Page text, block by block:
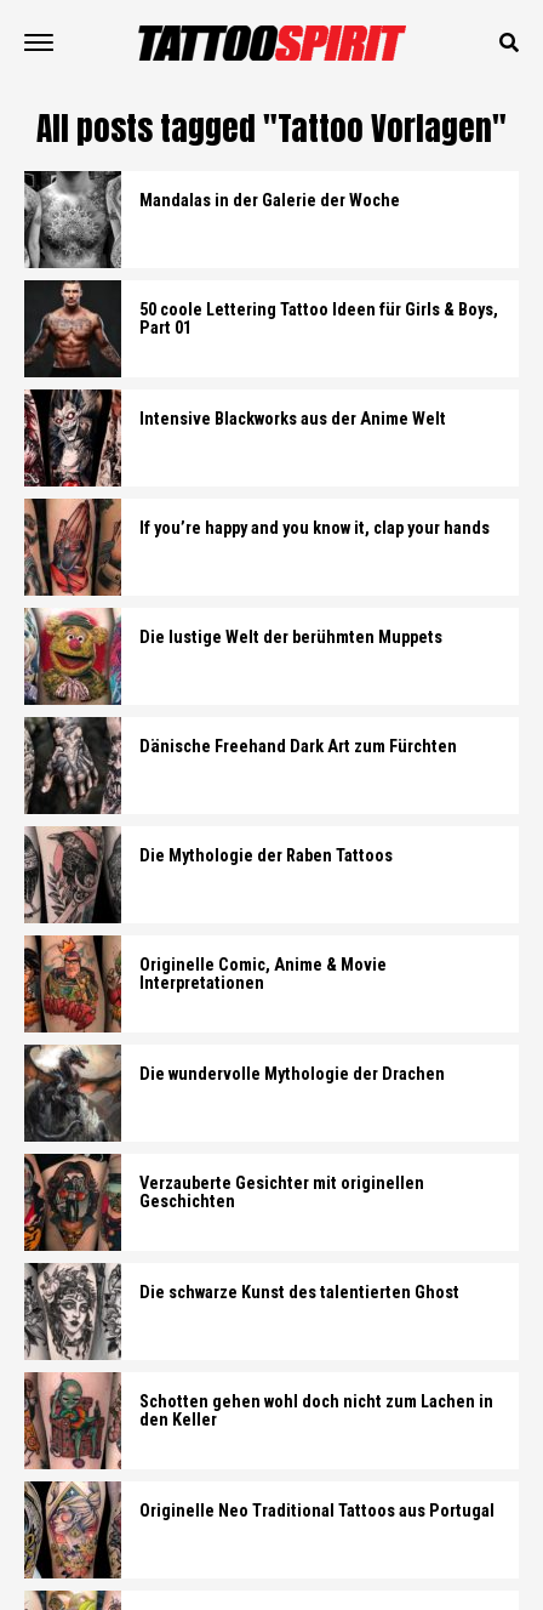
All posts tagged "Tattoo Vorlagen"
Mandalas in der Galerie der Woche
50 coole Lettering Tattoo Ideen für Girls & Boys,
Part 01
Intensive Blackworks aus der Anime Welt
If you’re happy and you know it, clap your hands
Die lustige Welt der berühmten Muppets
Dänische Freehand Dark Art zum Fürchten
Die Mythologie der Raben Tattoos
Originelle Comic, Anime & Movie
Interpretationen
Die wundervolle Mythologie der Drachen
Verzauberte Gesichter mit originellen
Geschichten
Die schwarze Kunst des talentierten Ghost
Schotten gehen wohl doch nicht zum Lachen in
den Keller
Originelle Neo Traditional Tattoos aus Portugal